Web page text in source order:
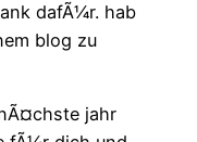
dafÃ¼r. hab
blog zu
jahr